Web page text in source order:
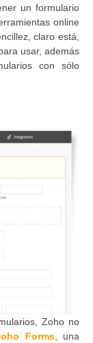
un formulario
online
claro está,
usar, además
con sólo
Zoho no
Forms, una